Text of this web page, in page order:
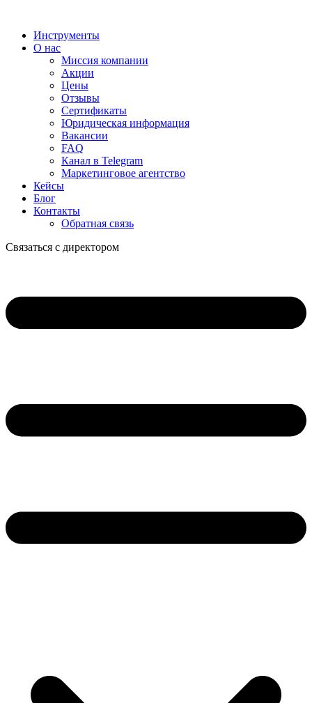
Инструменты
О нас
Миссия компании
Акции
Цены
Отзывы
Сертификаты
Юридическая информация
Вакансии
FAQ
Канал в Telegram
Маркетинговое агентство
Кейсы
Блог
Контакты
Обратная связь
Связаться с директором